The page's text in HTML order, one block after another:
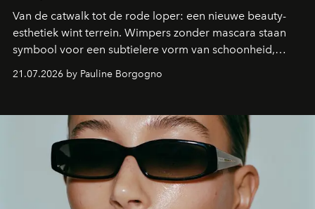
Van de catwalk tot de rode loper: een nieuwe beauty-
esthetiek wint terrein. Wimpers zonder mascara staan
symbool voor een subtielere vorm van schoonheid,
aan make-up.
21.07.2026 by Pauline Borgogno